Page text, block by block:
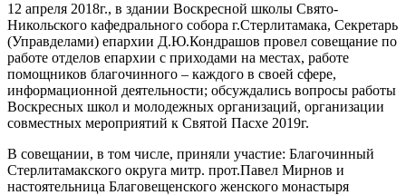
12 апреля 2018г., в здании Воскресной школы Свято-
Никольского кафедрального собора г.Стерлитамака, Секретарь
(Управделами) епархии Д.Ю.Кондрашов провел совещание по
работе отделов епархии с приходами на местах, работе
помощников благочинного – каждого в своей сфере,
информационной деятельности; обсуждались вопросы работы
Воскресных школ и молодежных организаций, организации
совместных мероприятий к Святой Пасхе 2019г.
В совещании, в том числе, приняли участие: Благочинный
Стерлитамакского округа митр. прот.Павел Мирнов и
настоятельница Благовещенского женского монастыря